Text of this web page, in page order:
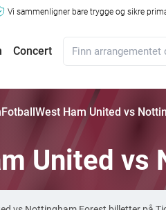
Vi sammenligner bare trygge og sikre
Concert
FotballWest Ham United vs
United